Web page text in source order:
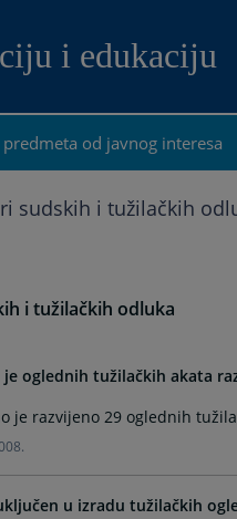
i edukaciju
od javnog interesa
sudskih i tužilačkih
i tužilačkih odluka
je oglednih tužilačkih akata
je razvijeno 29 oglednih
u izradu tužilačkih